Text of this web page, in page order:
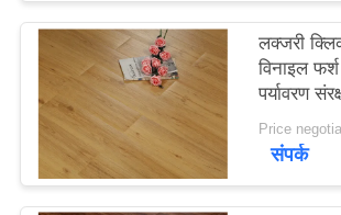
साइटमैप
गोपनीयता
नीति
लक्जरी
विनाइल फर्श
पर्यावरण
संपर्क